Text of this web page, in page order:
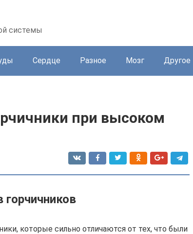
системы
Сердце Разное Мозг Другое
при высоком
которые сильно отличаются от тех, что были